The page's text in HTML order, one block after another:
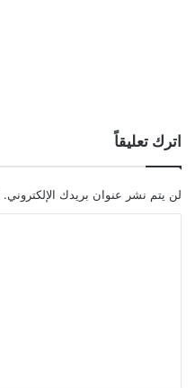
اترك تعليقاً
لن يتم نشر عنوان بريدك الإلكتروني.